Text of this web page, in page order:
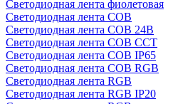
Светодиодная лента фиолетовая
Светодиодная лента COB
Светодиодная лента COB 24В
Светодиодная лента COB CCT
Светодиодная лента COB IP65
Светодиодная лента COB RGB
Светодиодная лента RGB
Светодиодная лента RGB IP20